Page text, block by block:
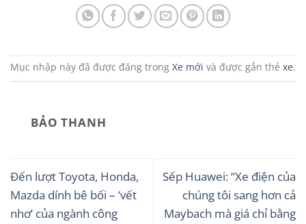
Mục nhập này đã được đăng trong Xe mới và được gắn thẻ xe.
BẢO THANH
Đến lượt Toyota, Honda,
Mazda dính bê bối – ‘vết
nhơ’ của ngành công
Sếp Huawei: “Xe điện của
chúng tôi sang hơn cả
Maybach mà giá chỉ bằng